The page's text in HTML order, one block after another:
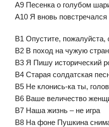
A9 Песенка о голубом
A10 Я вновь
B1 Опустите, пожалуйста,
B2 В поход на чужую
B3 Я Пишу исторический
B4 Старая солдатская
B5 Не клонись-ка ты,
B6 Ваше величество
B7 Наша жизнь – не игра
B8 На фоне Пушкина